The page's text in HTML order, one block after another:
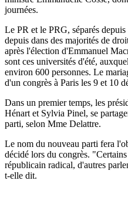
journées.
Le PR et le PRG, séparés
depuis dans des majorités de
après l'élection d'Emmanuel
sont ces universités d'été,
environ 600 personnes. Le
d'un congrès à Paris les 9 et 10
Dans un premier temps, les
Hénart et Sylvia Pinel, se
parti, selon Mme Delattre.
Le nom du nouveau parti fera
décidé lors du congrès.
républicain radical, d'autres
t-elle dit.